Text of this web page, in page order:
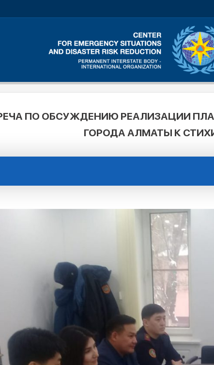
ПО ОБСУЖДЕНИЮ РЕАЛИЗАЦИИ
ГОРОДА АЛМАТЫ К